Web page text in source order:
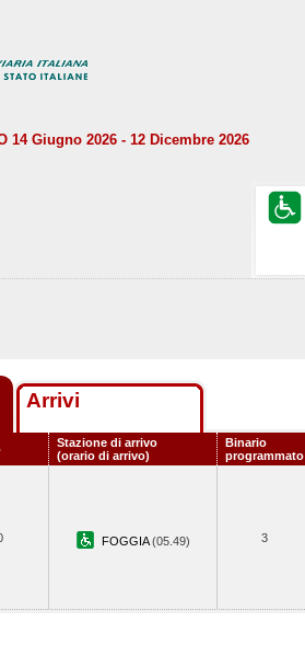
14 Giugno 2026 - 12 Dicembre 2026
Arrivi
Stazione di arrivo
(orario di arrivo)
Binario
programmato
FOGGIA(05.49) 3